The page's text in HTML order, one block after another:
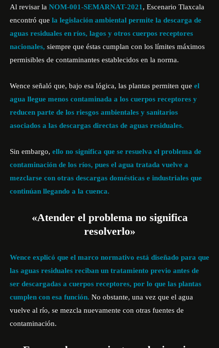
Al revisar la NOM-001-SEMARNAT-2021 , Escenario Tlaxcala
encontró que la legislación ambiental permite la descarga de
aguas residuales en ríos, lagos y otros cuerpos receptores
nacionales, siempre que éstas cumplan con los límites máximos
permisibles de contaminantes establecidos en la norma.
Wence señaló que, bajo esa lógica, las plantas permiten que el
agua llegue menos contaminada a los cuerpos receptores y
reducen parte de los riesgos ambientales y sanitarios
asociados a las descargas directas de aguas residuales.
Sin embargo, ello no significa que se resuelva el problema de
contaminación de los ríos, pues el agua tratada vuelve a
mezclarse con otras descargas domésticas e industriales que
continúan llegando a la cuenca.
«Atender el problema no significa
resolverlo»
Wence explicó que el marco normativo está diseñado para que
las aguas residuales reciban un tratamiento previo antes de
ser descargadas a cuerpos receptores, por lo que las plantas
cumplen con esa función. No obstante, una vez que el agua
vuelve al río, se mezcla nuevamente con otras fuentes de
contaminación.